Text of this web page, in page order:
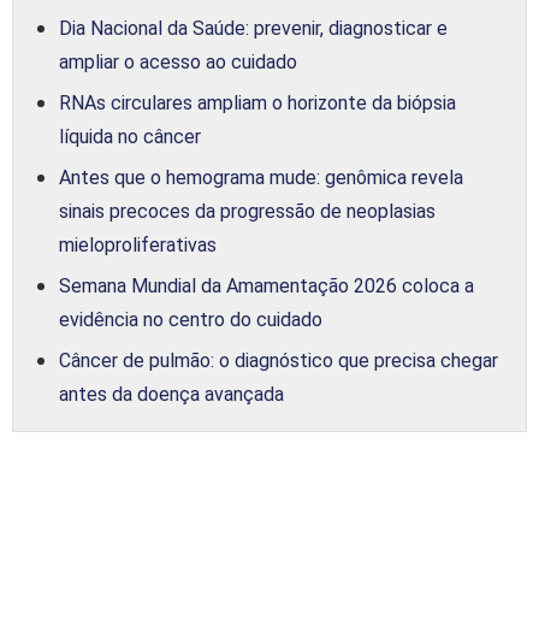
Dia Nacional da Saúde: prevenir, diagnosticar e
ampliar o acesso ao cuidado
RNAs circulares ampliam o horizonte da biópsia
líquida no câncer
Antes que o hemograma mude: genômica revela
sinais precoces da progressão de neoplasias
mieloproliferativas
Semana Mundial da Amamentação 2026 coloca a
evidência no centro do cuidado
Câncer de pulmão: o diagnóstico que precisa chegar
antes da doença avançada